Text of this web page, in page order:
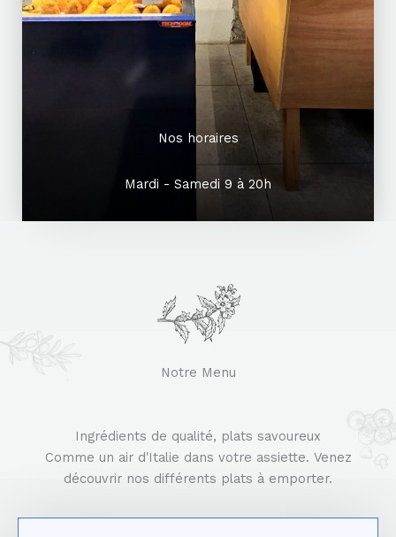
Nos horaires
Mardi - Samedi 9 à 20h
Notre Menu
Ingrédients de qualité, plats savoureux
Comme un air d'Italie dans votre assiette. Venez
découvrir nos différents plats à emporter.